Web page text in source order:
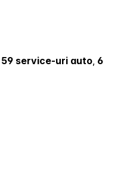
59 service-uri auto, 6